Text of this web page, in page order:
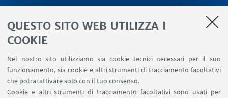
QUESTO SITO WEB UTILIZZA I
COOKIE
Nel nostro sito utilizziamo sia cookie tecnici necessari per il suo
funzionamento, sia cookie e altri strumenti di tracciamento facoltativi
che potrai attivare solo con il tuo consenso.
Cookie e altri strumenti di tracciamento facoltativi sono usati per
Segnala un evento
Contatti